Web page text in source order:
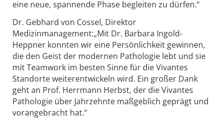
eine neue, spannende Phase begleiten zu dürfen.“
Dr. Gebhard von Cossel, Direktor
Medizinmanagement:„Mit Dr. Barbara Ingold-
Heppner konnten wir eine Persönlichkeit gewinnen,
die den Geist der modernen Pathologie lebt und sie
mit Teamwork im besten Sinne für die Vivantes
Standorte weiterentwickeln wird. Ein großer Dank
geht an Prof. Herrmann Herbst, der die Vivantes
Pathologie über Jahrzehnte maßgeblich geprägt und
vorangebracht hat.“